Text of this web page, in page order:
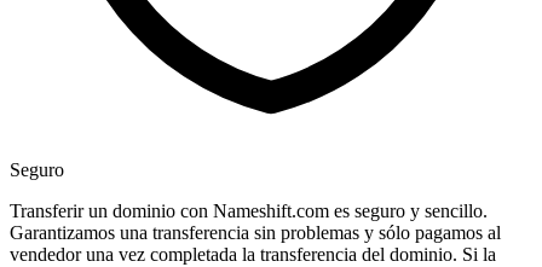
Seguro
Transferir un dominio con Nameshift.com es seguro y sencillo.
Garantizamos una transferencia sin problemas y sólo pagamos al
vendedor una vez completada la transferencia del dominio. Si la